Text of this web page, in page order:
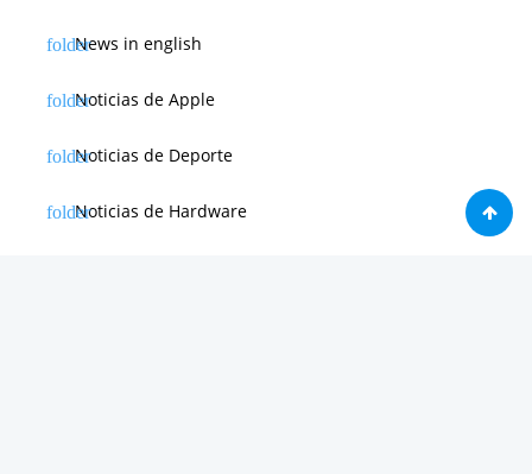
News in english
Noticias de Apple
Noticias de Deporte
Noticias de Hardware